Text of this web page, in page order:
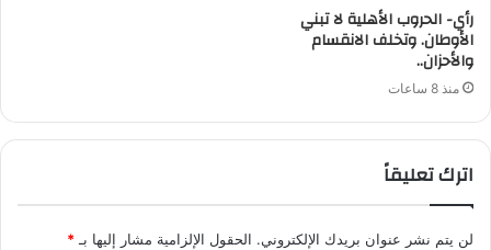
رأي- الحروب الأهلية لا تبني
الأوطان. وتخلف الانقسام
والأحزان..
منذ 8 ساعات
اترك تعليقاً
لن يتم نشر عنوان بريدك الإلكتروني. الحقول الإلزامية مشار إليها بـ*